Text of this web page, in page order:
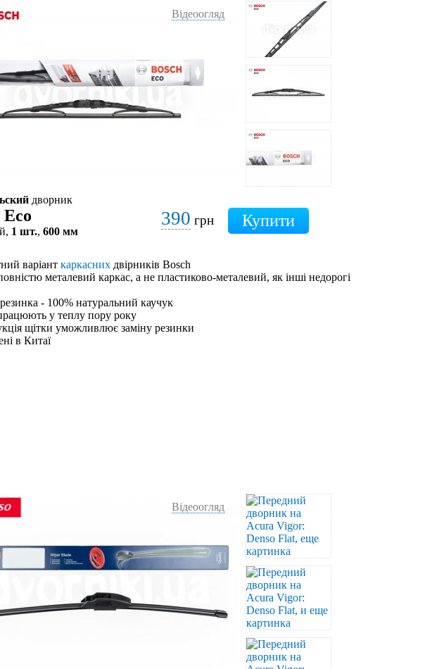
Відеоогляд
дворник
Eco
1 шт., 600 мм
390 грн
варіант каркасних двірників Bosch
металевий каркас, а не пластиково-металевий, як інші недорогі
- 100% натуральний каучук
у теплу пору року
щітки уможливлює заміну резинки
в Китаї
Відеоогляд